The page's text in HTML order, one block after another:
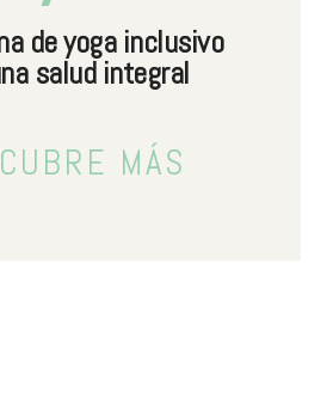
de yoga inclusivo
salud integral
MÁS